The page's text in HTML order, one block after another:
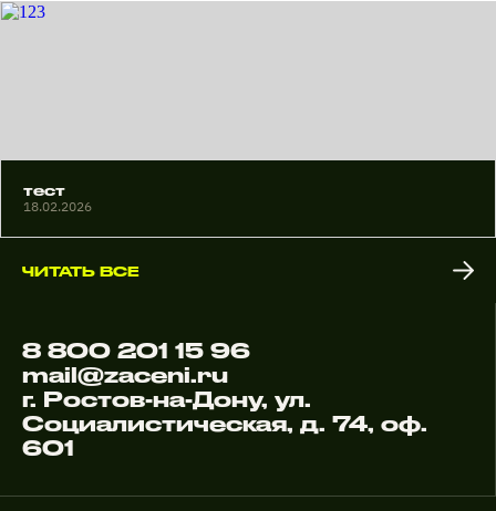
тест
18.02.2026
ЧИТАТЬ ВСЕ
8 800 201 15 96
mail@zaceni.ru
г. Ростов-на-Дону, ул.
Социалистическая, д. 74, оф.
601